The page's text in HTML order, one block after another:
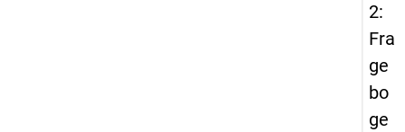
2:
Fra
ge
bo
ge